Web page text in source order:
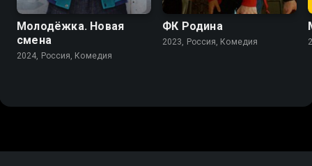
Молодёжка. Новая
смена
2024, Россия, Комедия
ФК Родина
2023, Россия, Комедия